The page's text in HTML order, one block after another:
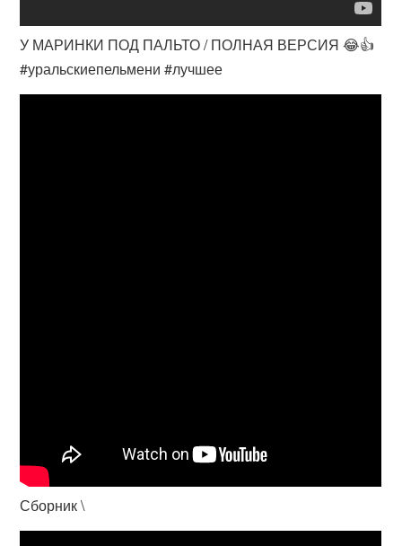
У МАРИНКИ ПОД ПАЛЬТО / ПОЛНАЯ ВЕРСИЯ 😂👍
#уральскиепельмени #лучшее
Сборник \